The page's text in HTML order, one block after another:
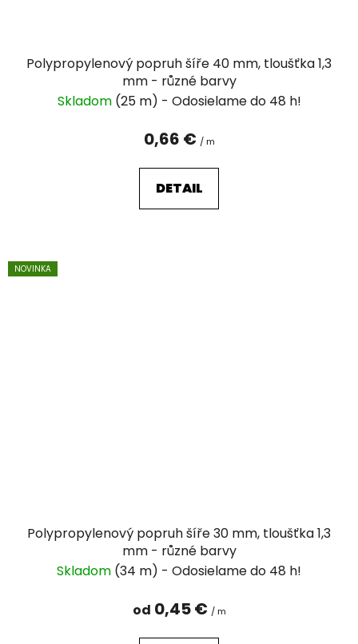
Polypropylenový popruh šíře 40 mm, tloušťka 1,3
mm - různé barvy
Skladom (25 m)
0,66 € / m
DETAIL
NOVINKA
Polypropylenový popruh šíře 30 mm, tloušťka 1,3
mm - různé barvy
Skladom (34 m)
od 0,45 € / m